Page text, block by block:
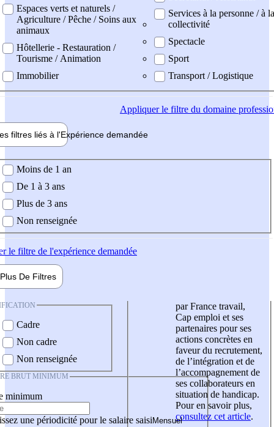
Espaces verts et naturels /
Agriculture / Pêche / Soins aux
animaux
Hôtellerie - Restauration /
Tourisme / Animation
Immobilier
Services à la personne / à la
collectivité
Spectacle
Sport
Transport / Logistique
Appliquerle filtre du domaine
filtres liés à l'Expérience demandée
demandée
Moins de 1 an
De 1 à 3 ans
Plus de 3 ans
Non renseignée
le filtre de l'expérience demandée
Plus De Filtres
Cadre
Non cadre
Non renseignée
BRUT MINIMUM
minimum
une périodicité pour le salaire saisi
par France travail,
Cap emploi et ses
partenaires pour ses
actions concrètes en
faveur du recrutement,
de l’intégration et de
l’accompagnement de
ses collaborateurs en
situation de handicap.
Pour en savoir plus,
consultez cet article.